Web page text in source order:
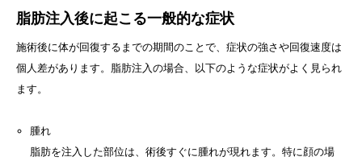
脂肪注入後に起こる一般的な症状
施術後に体が回復するまでの期間のことで、症状の強さや回復速度は
個人差があります。脂肪注入の場合、以下のような症状がよく見られ
ます。
腫れ
脂肪を注入した部位は、術後すぐに腫れが現れます。特に顔の場